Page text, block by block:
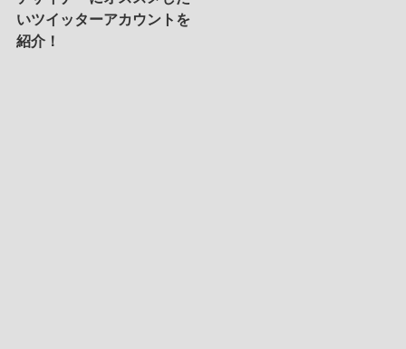
いツイッターアカウントを
紹介！